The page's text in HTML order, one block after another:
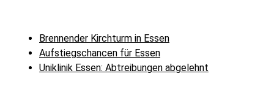
Brennender Kirchturm in Essen
Aufstiegschancen für Essen
Uniklinik Essen: Abtreibungen abgelehnt